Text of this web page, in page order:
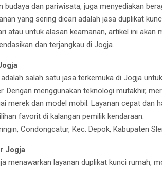
budaya dan pariwisata, juga menyediakan
yang sering dicari adalah jasa duplikat
atau untuk alasan keamanan, artikel ini akan
dan terjangkau di Jogja.
salah satu jasa terkemuka di Jogja
Dengan menggunakan teknologi mutakhir,
merek dan model mobil. Layanan cepat dan
favorit di kalangan pemilik kendaraan.
Condongcatur, Kec. Depok, Kabupaten
Jogja
menawarkan layanan duplikat kunci rumah,